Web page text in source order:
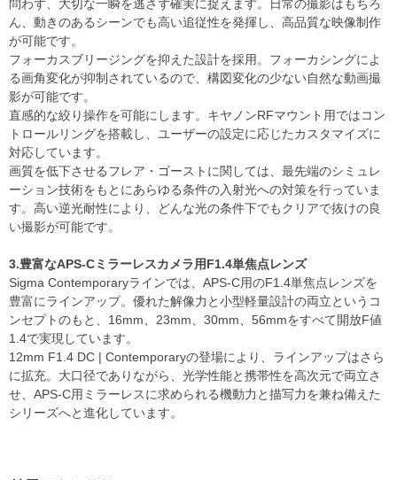
問わず、大切な一瞬を逃さず確実に捉えます。日常の撮影はもちろ
ん、動きのあるシーンでも高い追従性を発揮し、高品質な映像制作
が可能です。
フォーカスブリージングを抑えた設計を採用。フォーカシングによ
る画角変化が抑制されているので、構図変化の少ない自然な動画撮
影が可能です。
直感的な絞り操作を可能にします。キヤノンRFマウント用ではコン
トロールリングを搭載し、ユーザーの設定に応じたカスタマイズに
対応しています。
画質を低下させるフレア・ゴーストに関しては、最先端のシミュレ
ーション技術をもとにあらゆる条件の入射光への対策を行っていま
す。高い逆光耐性により、どんな光の条件下でもクリアで抜けの良
い撮影が可能です。
3.豊富なAPS-Cミラーレスカメラ用F1.4単焦点レンズ
Sigma Contemporaryラインでは、APS-C用のF1.4単焦点レンズを
豊富にラインアップ。優れた解像力と小型軽量設計の両立というコ
ンセプトのもと、16mm、23mm、30mm、56mmをすべて開放F値
1.4で実現しています。
12mm F1.4 DC | Contemporaryの登場により、ラインアップはさら
に拡充。大口径でありながら、光学性能と携帯性を高次元で両立さ
せ、APS-C用ミラーレスに求められる機動力と描写力を兼ね備えた
シリーズへと進化しています。